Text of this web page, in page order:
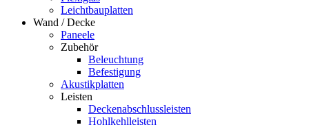
Leichtbauplatten
Wand / Decke
Paneele
Zubehör
Beleuchtung
Befestigung
Akustikplatten
Leisten
Deckenabschlussleisten
Hohlkehlleisten